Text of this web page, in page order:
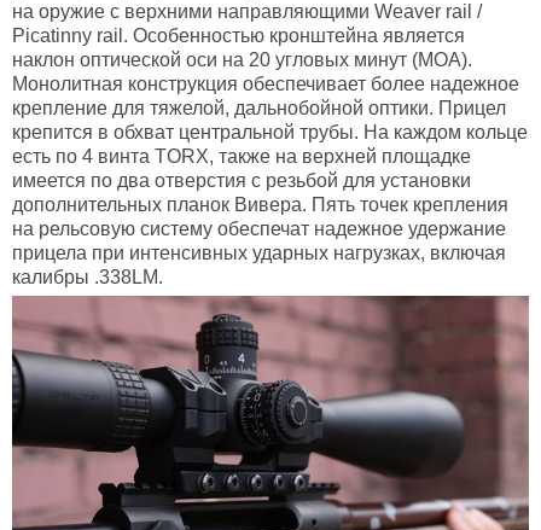
на оружие с верхними направляющими Weaver rail /
Picatinny rail. Особенностью кронштейна является
наклон оптической оси на 20 угловых минут (МОА).
Монолитная конструкция обеспечивает более надежное
крепление для тяжелой, дальнобойной оптики. Прицел
крепится в обхват центральной трубы. На каждом кольце
есть по 4 винта TORX, также на верхней площадке
имеется по два отверстия с резьбой для установки
дополнительных планок Вивера. Пять точек крепления
на рельсовую систему обеспечат надежное удержание
прицела при интенсивных ударных нагрузках, включая
калибры .338LM.